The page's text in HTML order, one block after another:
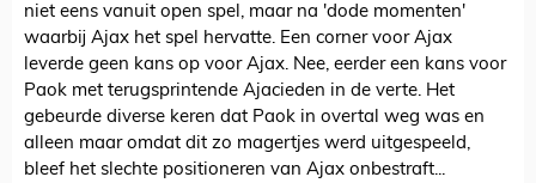
niet eens vanuit open spel, maar na 'dode momenten'
waarbij Ajax het spel hervatte. Een corner voor Ajax
leverde geen kans op voor Ajax. Nee, eerder een kans voor
Paok met terugsprintende Ajacieden in de verte. Het
gebeurde diverse keren dat Paok in overtal weg was en
alleen maar omdat dit zo magertjes werd uitgespeeld,
bleef het slechte positioneren van Ajax onbestraft...